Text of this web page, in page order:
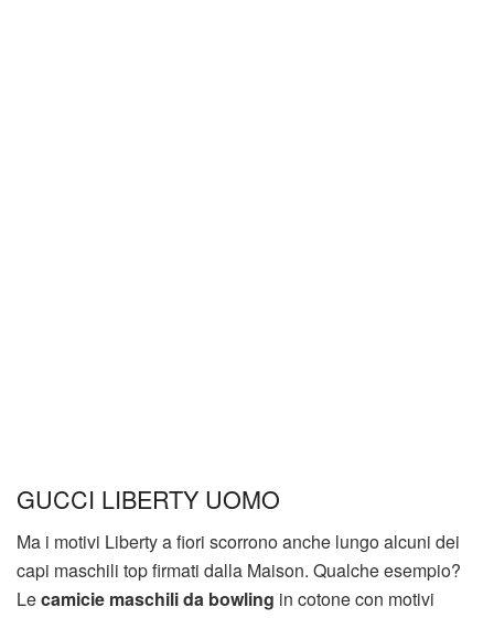
GUCCI LIBERTY UOMO
Ma i motivi Liberty a fiori scorrono anche lungo alcuni dei
capi maschili top firmati dalla Maison. Qualche esempio?
Lecamicie maschili da bowling in cotone con motivi